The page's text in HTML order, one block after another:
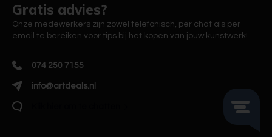
Gratis advies?
Onze medewerkers zijn zowel telefonisch, per chat als per
email te bereiken voor tips bij het kopen van jouw kunstwerk!
074 250 7155
info@artdeals.nl